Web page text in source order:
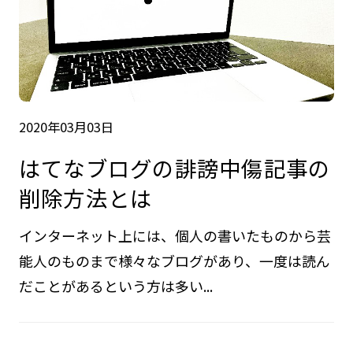
2020年03月03日
はてなブログの誹謗中傷記事の
削除方法とは
インターネット上には、個人の書いたものから芸
能人のものまで様々なブログがあり、一度は読ん
だことがあるという方は多い...